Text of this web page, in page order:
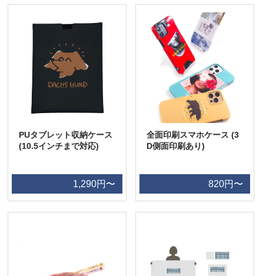
PUタブレット収納ケース
(10.5インチまで対応)
1,290円〜
全面印刷スマホケース (3
D側面印刷あり)
820円〜